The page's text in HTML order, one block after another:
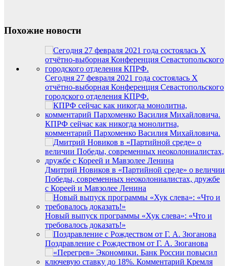
Похожие новости
Сегодня 27 февраля 2021 года состоялась X
отчётно-выборная Конференция Севастопольского
городского отделения КПРФ.
КПРФ сейчас как никогда монолитна,
комментарий Пархоменко Василия Михайловича.
Дмитрий Новиков в «Партийной среде» о величии
Победы, современных неоколониалистах, дружбе
с Кореей и Мавзолее Ленина
Новый выпуск программы «Хук слева»: «Что и
требовалось доказать!»
Поздравление с Рождеством от Г. А. Зюганова